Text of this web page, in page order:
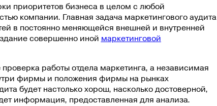
приоритетов бизнеса в целом с любой
компании. Главная задача маркетингового аудита
в постоянно меняющейся внешней и внутренней
совершенно иной маркетинговой
работы отдела маркетинга, а независимая
фирмы и положения фирмы на рынках
будет настолько хорош, насколько достоверной,
информация, предоставленная для анализа.